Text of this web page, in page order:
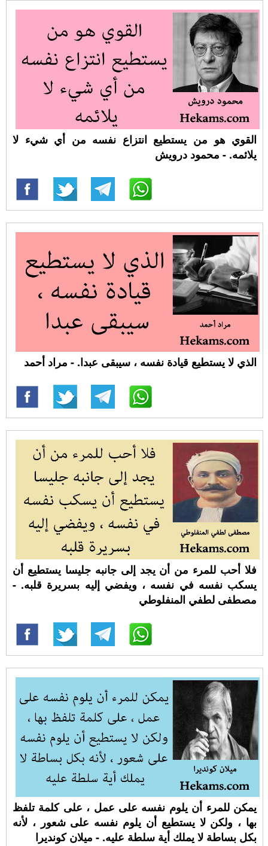
القوي هو من يستطيع انتزاع نفسه من أي شيء لا
يلائمه. - محمود درويش
الذي لا يستطيع قيادة نفسه ، سيبقى عبدا. - مراد أحمد
فلا أحب للمرء من أن يجد إلى جانبه جليسا يستطيع أن
يسكب نفسه في نفسه ، ويفضي إليه بسريرة قلبه. -
مصطفى لطفي المنفلوطي
يمكن للمرء أن يلوم نفسه على عمل ، على كلمة تلفظ
بها ، ولكن لا يستطيع أن يلوم نفسه على شعور ، لأنه
بكل بساطة لا يملك أية سلطة عليه. - ميلان كونديرا